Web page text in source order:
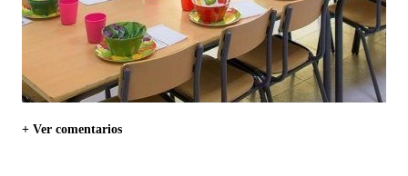
+ Ver comentarios